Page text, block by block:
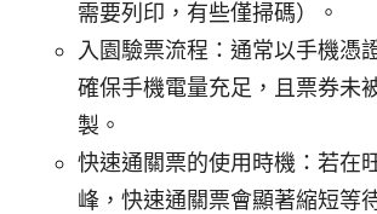
需要列印，有些僅掃碼）。
入園驗票流程：通常以手機憑
確保手機電量充足，且票券未
製。
快速通關票的使用時機：若在
峰，快速通關票會顯著縮短等